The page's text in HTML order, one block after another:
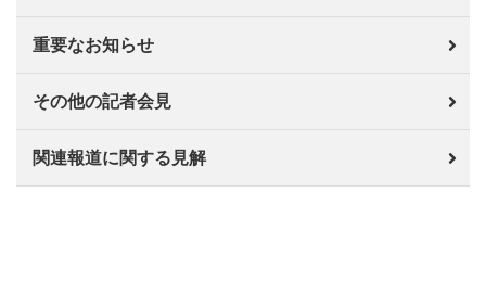
重要なお知らせ
その他の記者会見
関連報道に関する見解